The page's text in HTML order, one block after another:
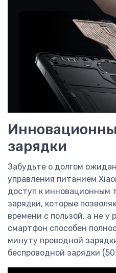
зарядки
Забудьте о долгом
управления питанием
доступ к инновационным
зарядки, которые
времени с пользой, а не у
смартфон способен
минуту проводной
беспроводной зарядки